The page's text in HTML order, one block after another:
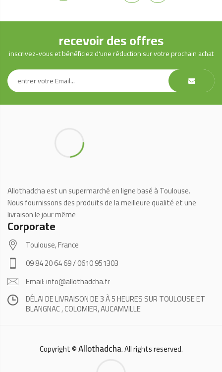
50ml
Visage
Neem
quantity
recevoir des offres
inscrivez-vous et bénéficiez d'une réduction sur votre prochain achat
Allothadcha est un supermarché en ligne basé à Toulouse.
Nous fournissons des produits de la meilleure qualité et une
livraison le jour même
Corporate
Toulouse, France
09 84 20 64 69 / 0610 951303
Email: info@allothadcha.fr
DÉLAI DE LIVRAISON DE 3 À 5 HEURES SUR TOULOUSE ET
BLANGNAC , COLOMIER, AUCAMVILLE
Copyright ©Allothadcha. All rights reserved.